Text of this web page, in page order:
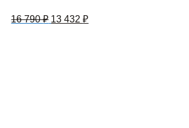
16 790₽ Первоначальная
13 432₽Текущая